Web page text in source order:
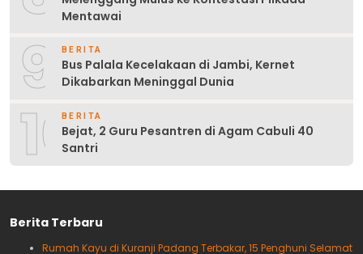
Mentawai
9 BERITA
Bus Palala Kecelakaan di Jambi, Kernet
Dikabarkan Meninggal Dunia
10BERITA
Bejat, 2 Guru Pesantren di Agam Cabuli 40
Santri
Berita Terbaru
Rumah Kayu di Kuranji Padang Terbakar, 15 Penghuni Selamat